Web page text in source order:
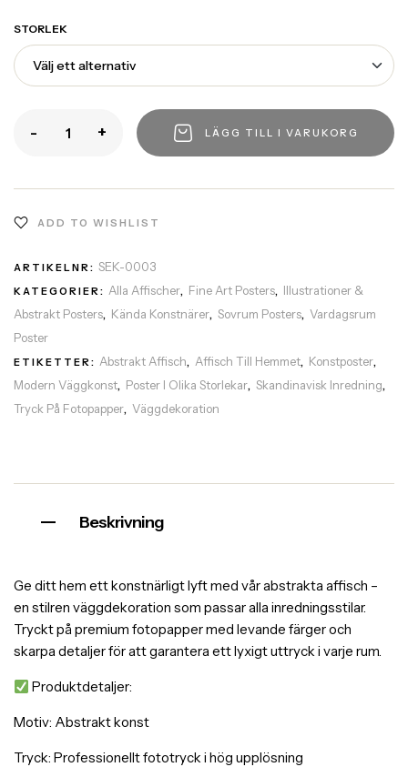
STORLEK
- + LÄGG TILL I VARUKORG
ADD TO WISHLIST
ARTIKELNR: SEK-0003
KATEGORIER: Alla Affischer, Fine Art Posters, Illustrationer &
Abstrakt Posters, Kända Konstnärer, Sovrum Posters, Vardagsrum
Poster
ETIKETTER: Abstrakt Affisch, Affisch Till Hemmet, Konstposter,
Modern Väggkonst, Poster I Olika Storlekar, Skandinavisk Inredning,
Tryck På Fotopapper, Väggdekoration
Beskrivning
Ge ditt hem ett konstnärligt lyft med vår abstrakta affisch –
en stilren väggdekoration som passar alla inredningsstilar.
Tryckt på premium fotopapper med levande färger och
skarpa detaljer för att garantera ett lyxigt uttryck i varje rum.
Produktdetaljer:
Motiv: Abstrakt konst
Tryck: Professionellt fototryck i hög upplösning